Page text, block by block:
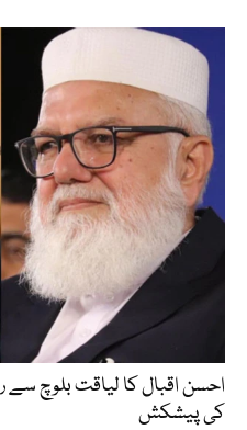
احسن اقبال کا لیاقت بلوچ سے
کی پیشکش